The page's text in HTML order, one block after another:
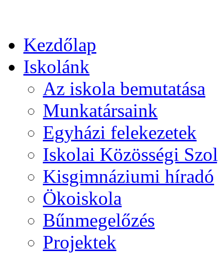
Kezdőlap
Iskolánk
Az iskola bemutatása
Munkatársaink
Egyházi felekezetek
Iskolai Közösségi
Kisgimnáziumi híradó
Ökoiskola
Bűnmegelőzés
Projektek